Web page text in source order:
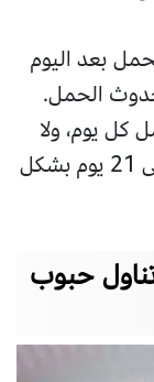
بعد اليوم
الحمل.
كل يوم، ولا
سيما منذ اليوم الرابع للدورة وحتى 21 يوم بشكل
حبوب